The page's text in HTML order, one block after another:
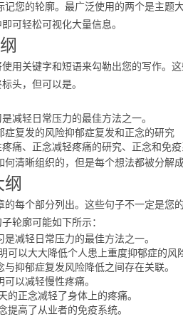
您的轮廓。 最广泛使用的两个是主题
可轻松可视化大量信息。
关键字和短语来勾勒出您的写作。
头，但可以是。
减轻日常压力的最佳方法之一。
症复发的风险抑郁症复发和正念的研究
、正念减轻疼痛的研究、正念和免疫
晰组织的，但是每个想法都被分解
每个部分列出。 这些句子不一定是您
轮廓可能如下所示：
是减轻日常压力的最佳方法之一。
可以大大降低个人患上重度抑郁症的风
郁症复发风险降低之间存在关联。
以减轻慢性疼痛。
正念减轻了身体上的疼痛。
高了从业者的免疫系统。